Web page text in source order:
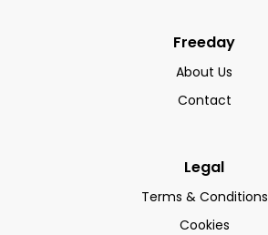
Freeday
About Us
Contact
Legal
Terms & Conditions
Cookies